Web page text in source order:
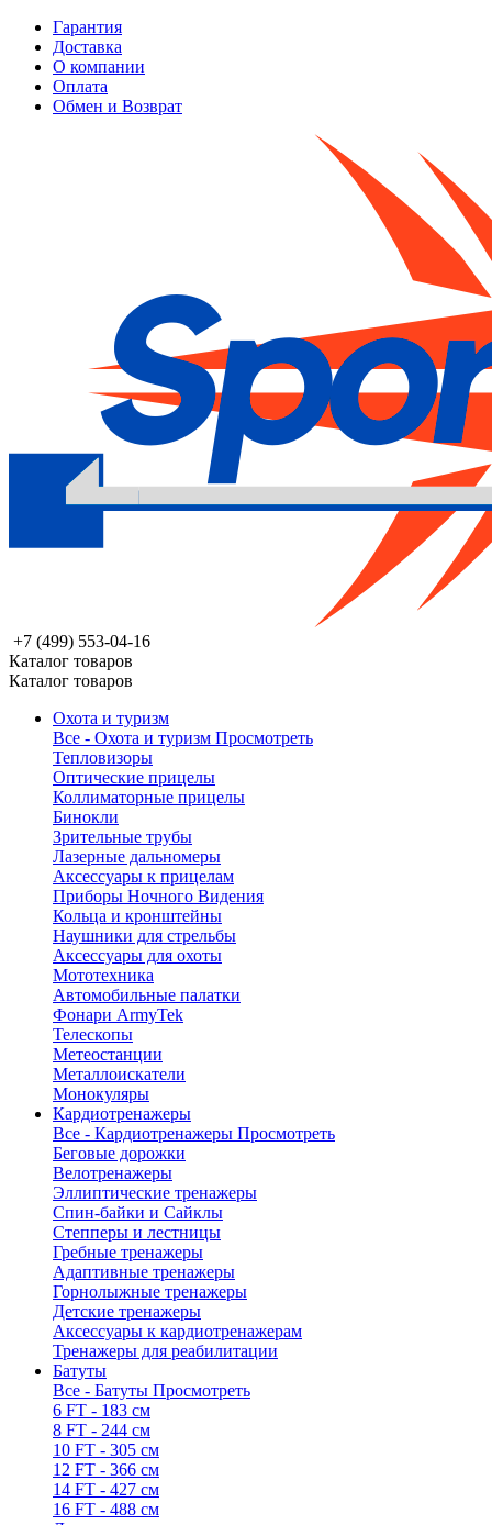
Гарантия
Доставка
О компании
Оплата
Обмен и Возврат
+7 (499) 553-04-16
Каталог товаров
Каталог товаров
Охота и туризм
Все - Охота и туризм Просмотреть
Тепловизоры
Оптические прицелы
Коллиматорные прицелы
Бинокли
Зрительные трубы
Лазерные дальномеры
Аксессуары к прицелам
Приборы Ночного Видения
Кольца и кронштейны
Наушники для стрельбы
Аксессуары для охоты
Мототехника
Автомобильные палатки
Фонари ArmyTek
Телескопы
Метеостанции
Металлоискатели
Монокуляры
Кардиотренажеры
Все - Кардиотренажеры Просмотреть
Беговые дорожки
Велотренажеры
Эллиптические тренажеры
Спин-байки и Сайклы
Степперы и лестницы
Гребные тренажеры
Адаптивные тренажеры
Горнолыжные тренажеры
Детские тренажеры
Аксессуары к кардиотренажерам
Тренажеры для реабилитации
Батуты
Все - Батуты Просмотреть
6 FT - 183 см
8 FT - 244 см
10 FT - 305 см
12 FT - 366 см
14 FT - 427 см
16 FT - 488 см